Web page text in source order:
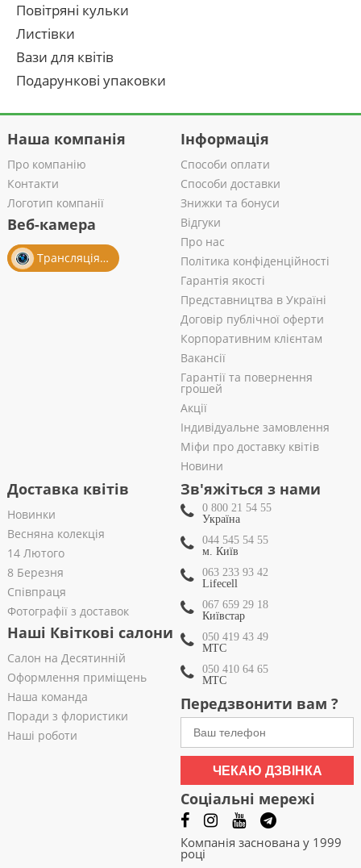
Повітряні кульки
Листівки
Вази для квітів
Подарункові упаковки
Наша компанія
Про компанію
Контакти
Логотип компанії
Веб-камера
Трансляція із салону
Інформація
Способи оплати
Способи доставки
Знижки та бонуси
Відгуки
Про нас
Політика конфіденційності
Гарантія якості
Представництва в Україні
Договір публічної оферти
Корпоративним клієнтам
Вакансії
Гарантії та повернення
грошей
Акції
Індивідуальне замовлення
Міфи про доставку квітів
Новини
Доставка квітів
Новинки
Весняна колекція
14 Лютого
8 Березня
Співпраця
Фотографії з доставок
Наші Квіткові салони
Салон на Десятинній
Оформлення приміщень
Наша команда
Поради з флористики
Наші роботи
Зв'яжіться з нами
0 800 21 54 55
Україна
044 545 54 55
м. Київ
063 233 93 42
Lifecell
067 659 29 18
Київстар
050 419 43 49
МТС
050 410 64 65
МТС
Передзвонити вам ?
ЧЕКАЮ ДЗВІНКА
Соціальні мережі
Компанія заснована у 1999
році